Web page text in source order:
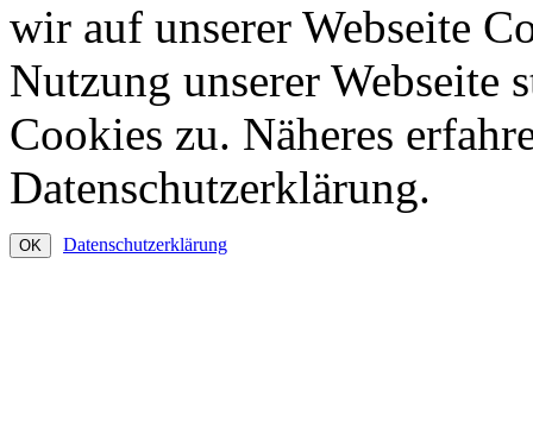
wir auf unserer Webseite
Nutzung unserer Webseite
Cookies zu. Näheres
Datenschutzerklärung.
OK Datenschutzerklärung